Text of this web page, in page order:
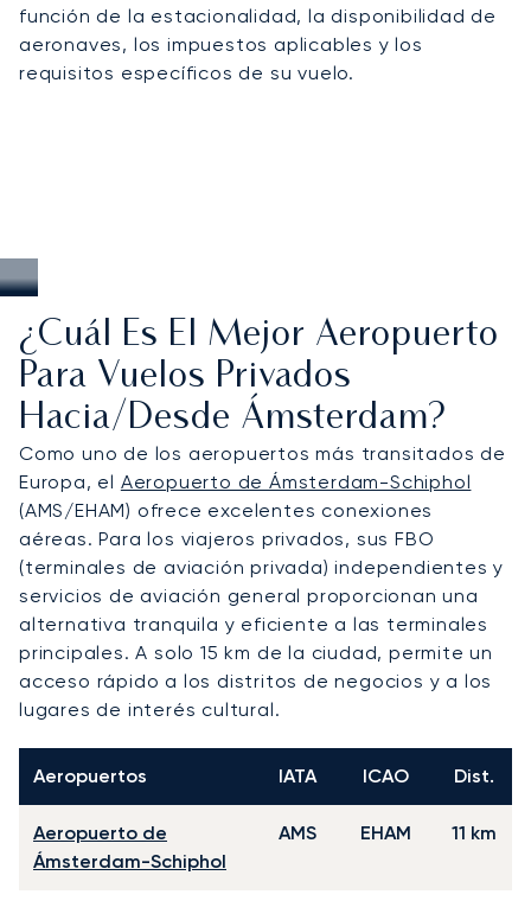
función de la estacionalidad, la disponibilidad de
aeronaves, los impuestos aplicables y los
requisitos específicos de su vuelo.
¿Cuál Es El Mejor Aeropuerto
Para Vuelos Privados
Hacia/desde Ámsterdam?
Como uno de los aeropuertos más transitados de
Europa, el Aeropuerto de Ámsterdam-Schiphol
(AMS/EHAM) ofrece excelentes conexiones
aéreas. Para los viajeros privados, sus FBO
(terminales de aviación privada) independientes y
servicios de aviación general proporcionan una
alternativa tranquila y eficiente a las terminales
principales. A solo 15 km de la ciudad, permite un
acceso rápido a los distritos de negocios y a los
lugares de interés cultural.
Aeropuertos IATA ICAO Dist.
Aeropuerto de
Ámsterdam-Schiphol
AMS EHAM 11 km